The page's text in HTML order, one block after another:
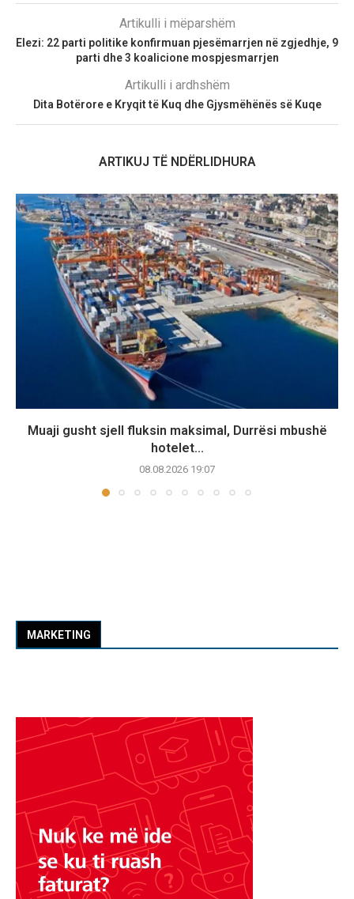
Artikulli i mëparshëm
Elezi: 22 parti politike konfirmuan pjesëmarrjen në zgjedhje, 9
parti dhe 3 koalicione mospjesmarrjen
Artikulli i ardhshëm
Dita Botërore e Kryqit të Kuq dhe Gjysmëhënës së Kuqe
ARTIKUJ TË NDËRLIDHURA
Muaji gusht sjell fluksin maksimal, Durrësi mbushë
hotelet...
08.08.2026 19:07
MARKETING